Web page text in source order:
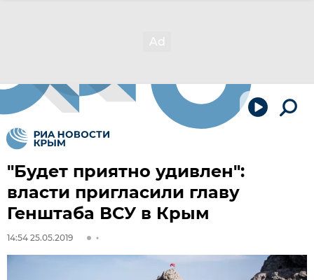
"Будет приятно удивлен":
власти пригласили главу
Генштаба ВСУ в Крым
14:54 25.05.2019